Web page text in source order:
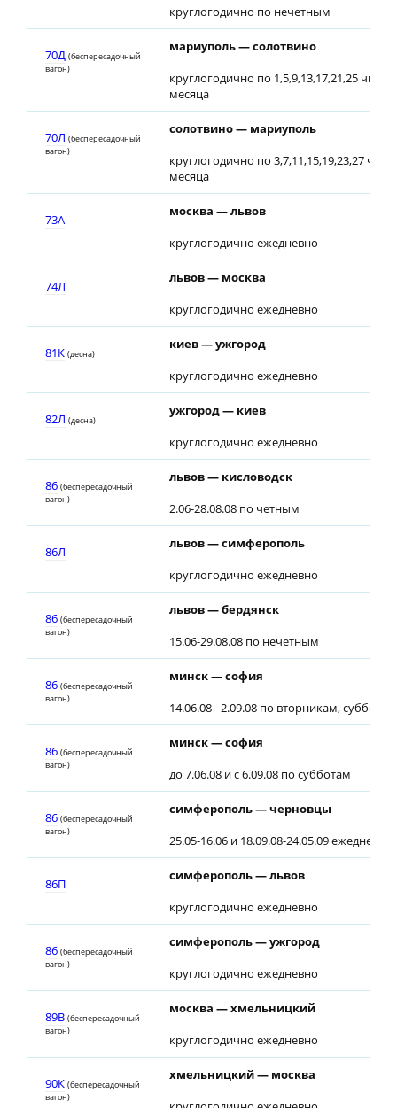
круглогодично по нечетным
70Д (беспересадочный
вагон)
мариуполь — солотвино
круглогодично по 1,5,9,13,17,21,25
месяца
70Л (беспересадочный
вагон)
солотвино — мариуполь
круглогодично по 3,7,11,15,19,23,27
месяца
73A
москва — львов
круглогодично ежедневно
74Л
львов — москва
круглогодично ежедневно
81К (десна)
киев — ужгород
круглогодично ежедневно
82Л (десна)
ужгород — киев
круглогодично ежедневно
86 (беспересадочный
вагон)
львов — кисловодск
2.06-28.08.08 по четным
86Л
львов — симферополь
круглогодично ежедневно
86 (беспересадочный
вагон)
львов — бердянск
15.06-29.08.08 по нечетным
86 (беспересадочный
вагон)
минск — софия
14.06.08 - 2.09.08 по вторникам, субботам
86 (беспересадочный
вагон)
минск — софия
до 7.06.08 и с 6.09.08 по субботам
86 (беспересадочный
вагон)
симферополь — черновцы
25.05-16.06 и 18.09.08-24.05.09 ежедневно
86П
симферополь — львов
круглогодично ежедневно
86 (беспересадочный
вагон)
симферополь — ужгород
круглогодично ежедневно
89В (беспересадочный
вагон)
москва — хмельницкий
круглогодично ежедневно
90К (беспересадочный
вагон)
хмельницкий — москва